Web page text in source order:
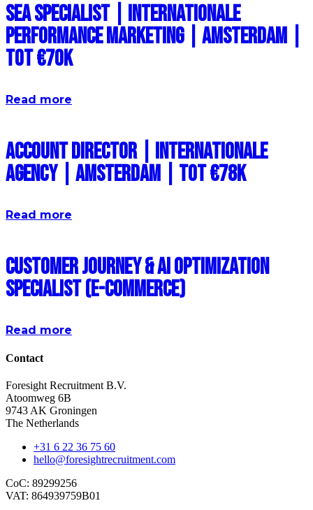
SEA Specialist | Internationale
Performance Marketing | Amsterdam |
Tot €70k
Read more
Account Director | Internationale
Agency | Amsterdam | Tot €78k
Read more
Customer Journey & AI Optimization
Specialist (E-commerce)
Read more
Contact
Foresight Recruitment B.V.
Atoomweg 6B
9743 AK Groningen
The Netherlands
+31 6 22 36 75 60
hello@foresightrecruitment.com
CoC: 89299256
VAT: 864939759B01